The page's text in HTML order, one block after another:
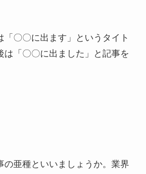
「〇〇に出ます」というタイト
は「〇〇に出ました」と記事を
の亜種といいましょうか。業界